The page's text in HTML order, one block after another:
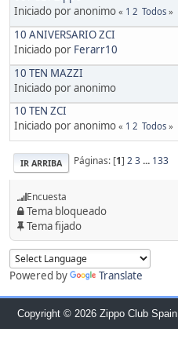
Iniciado por anonimo « 1 2 Todos »
10 ANIVERSARIO ZCI
Iniciado por Ferarr10
10 TEN MAZZI
Iniciado por anonimo
10 TEN ZCI
Iniciado por anonimo « 1 2 Todos »
IR ARRIBA Páginas: [1] 23... 133
Encuesta
Tema bloqueado
Tema fijado
Powered by Translate
Copyright © 2026 Zippo Club Spain